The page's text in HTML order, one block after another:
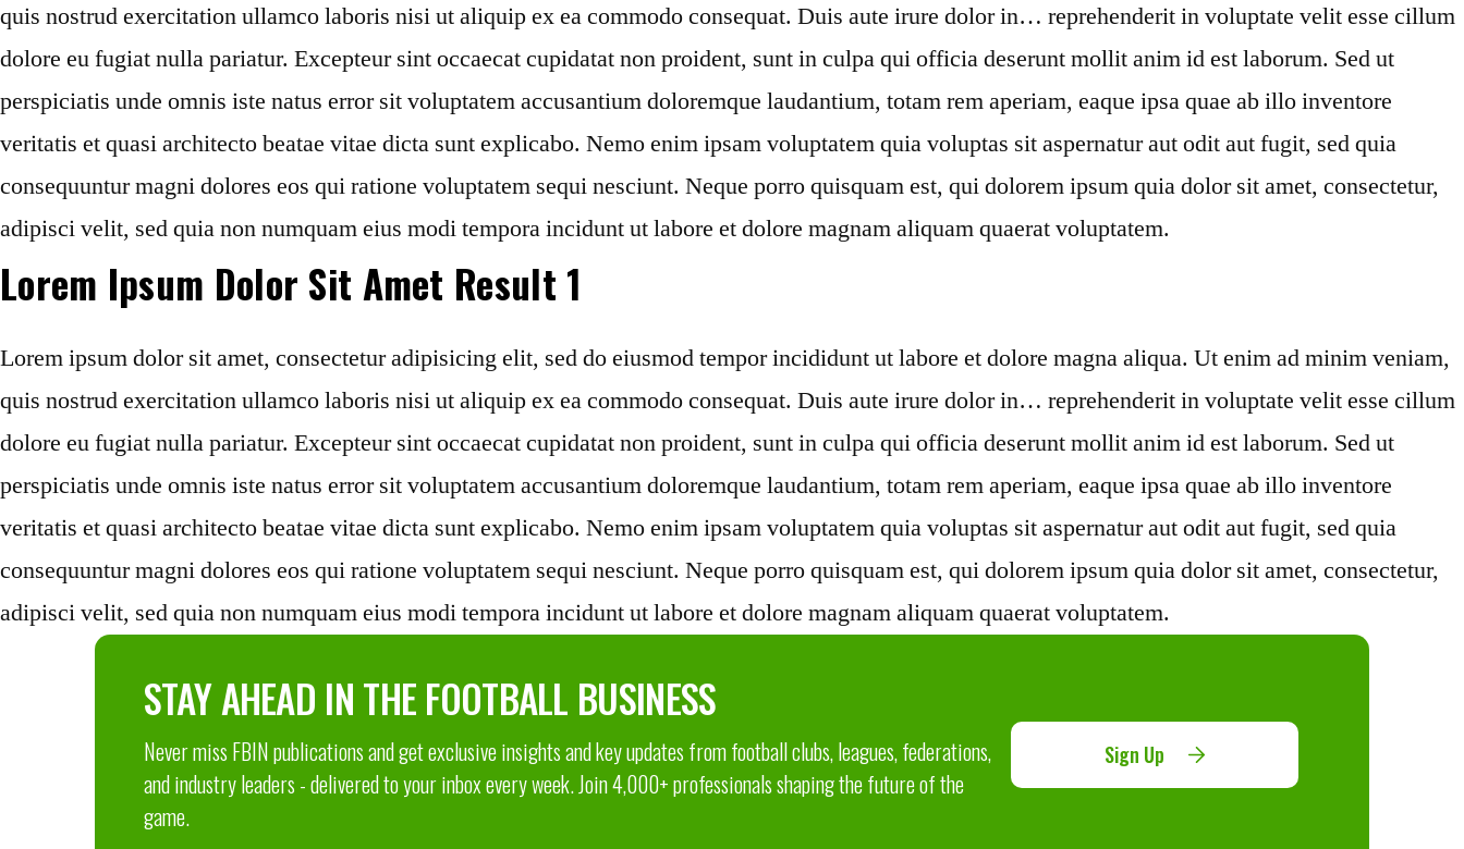
quis nostrud exercitation ullamco laboris nisi ut aliquip ex ea commodo consequat. Duis aute irure dolor in… reprehenderit in voluptate velit esse cillum
dolore eu fugiat nulla pariatur. Excepteur sint occaecat cupidatat non proident, sunt in culpa qui officia deserunt mollit anim id est laborum. Sed ut
perspiciatis unde omnis iste natus error sit voluptatem accusantium doloremque laudantium, totam rem aperiam, eaque ipsa quae ab illo inventore
veritatis et quasi architecto beatae vitae dicta sunt explicabo. Nemo enim ipsam voluptatem quia voluptas sit aspernatur aut odit aut fugit, sed quia
consequuntur magni dolores eos qui ratione voluptatem sequi nesciunt. Neque porro quisquam est, qui dolorem ipsum quia dolor sit amet, consectetur,
adipisci velit, sed quia non numquam eius modi tempora incidunt ut labore et dolore magnam aliquam quaerat voluptatem.
Lorem Ipsum Dolor Sit Amet Result 1
Lorem ipsum dolor sit amet, consectetur adipisicing elit, sed do eiusmod tempor incididunt ut labore et dolore magna aliqua. Ut enim ad minim veniam,
quis nostrud exercitation ullamco laboris nisi ut aliquip ex ea commodo consequat. Duis aute irure dolor in… reprehenderit in voluptate velit esse cillum
dolore eu fugiat nulla pariatur. Excepteur sint occaecat cupidatat non proident, sunt in culpa qui officia deserunt mollit anim id est laborum. Sed ut
perspiciatis unde omnis iste natus error sit voluptatem accusantium doloremque laudantium, totam rem aperiam, eaque ipsa quae ab illo inventore
veritatis et quasi architecto beatae vitae dicta sunt explicabo. Nemo enim ipsam voluptatem quia voluptas sit aspernatur aut odit aut fugit, sed quia
consequuntur magni dolores eos qui ratione voluptatem sequi nesciunt. Neque porro quisquam est, qui dolorem ipsum quia dolor sit amet, consectetur,
adipisci velit, sed quia non numquam eius modi tempora incidunt ut labore et dolore magnam aliquam quaerat voluptatem.
STAY AHEAD IN THE FOOTBALL BUSINESS
Never miss FBIN publications and get exclusive insights and key updates from football clubs, leagues, federations,
and industry leaders - delivered to your inbox every week. Join 4,000+ professionals shaping the future of the
game.
Sign Up